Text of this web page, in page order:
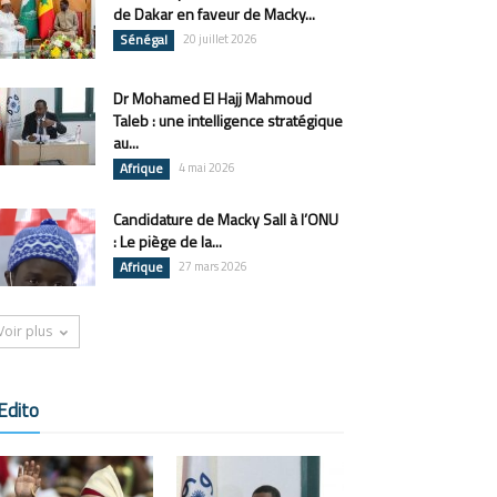
de Dakar en faveur de Macky...
Sénégal 20 juillet 2026
Dr Mohamed El Hajj Mahmoud
Taleb : une intelligence stratégique
au...
Afrique 4 mai 2026
Candidature de Macky Sall à l’ONU
: Le piège de la...
Afrique 27 mars 2026
plus